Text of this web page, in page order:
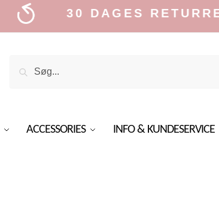
30 DAGES RETURRET
ACCESSORIES INFO & KUNDESERVICE